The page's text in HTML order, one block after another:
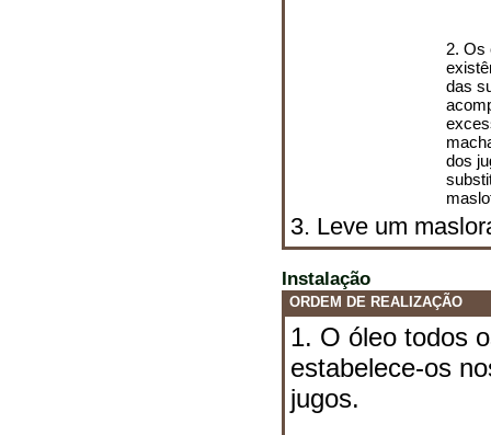
2. Os
das
dos
3. Leve um
Instalação
ORDEM DE REALIZAÇÃO
1. O óleo todos
estabelece-os
jugos.